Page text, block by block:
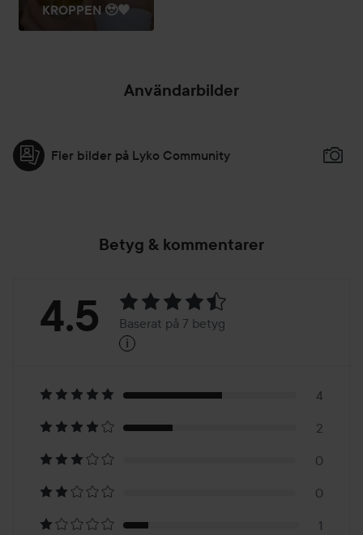
KROPPEN 🥹🧡
Användarbilder
Fler bilder på Lyko Community
Betyg & kommentarer
Betyg:
Baserat
på
7
betyg
4.5 Baserat på 7 betyg
i
4
2
0
0
1